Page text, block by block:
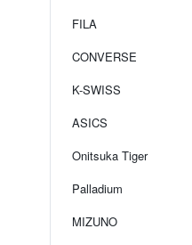
FILA
CONVERSE
K-SWISS
ASICS
Onitsuka Tiger
Palladium
MIZUNO